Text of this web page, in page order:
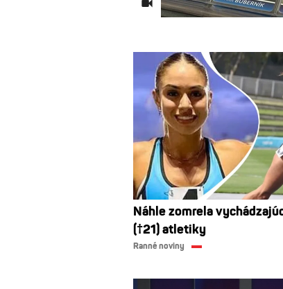
Náhle zomrela
(†21) atletiky
Ranné noviny